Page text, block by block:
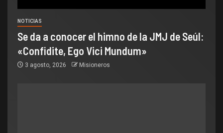
NOTICIAS
Se da a conocer el himno de la JMJ de Seúl:
«Confidite, Ego Vici Mundum»
3 agosto, 2026 Misioneros